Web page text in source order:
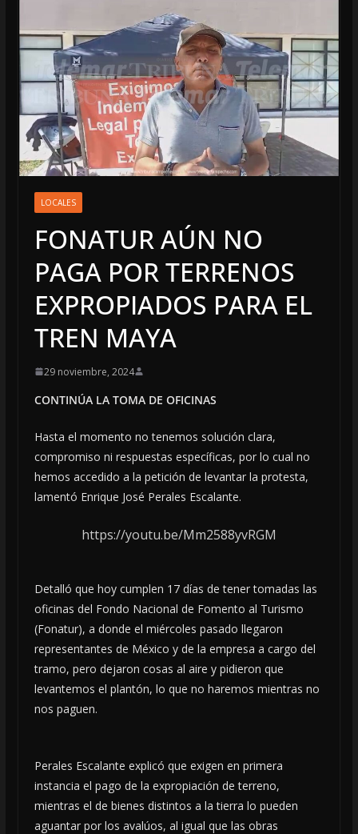
LOCALES
FONATUR AÚN NO
PAGA POR TERRENOS
EXPROPIADOS PARA EL
TREN MAYA
29 noviembre, 2024
CONTINÚA LA TOMA DE OFICINAS
Hasta el momento no tenemos solución clara,
compromiso ni respuestas específicas, por lo cual no
hemos accedido a la petición de levantar la protesta,
lamentó Enrique José Perales Escalante.
https://youtu.be/Mm2588yvRGM
Detalló que hoy cumplen 17 días de tener tomadas las
oficinas del Fondo Nacional de Fomento al Turismo
(Fonatur), a donde el miércoles pasado llegaron
representantes de México y de la empresa a cargo del
tramo, pero dejaron cosas al aire y pidieron que
levantemos el plantón, lo que no haremos mientras no
nos paguen.
Perales Escalante explicó que exigen en primera
instancia el pago de la expropiación de terreno,
mientras el de bienes distintos a la tierra lo pueden
aguantar por los avalúos, al igual que las obras